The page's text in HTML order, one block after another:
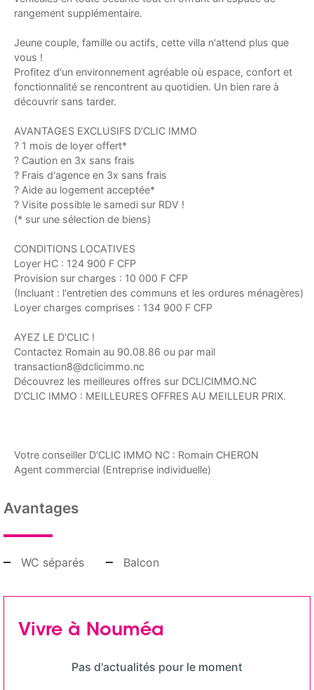
rangement supplémentaire.
Jeune couple, famille ou actifs, cette villa n'attend plus que
vous !
Profitez d'un environnement agréable où espace, confort et
fonctionnalité se rencontrent au quotidien. Un bien rare à
découvrir sans tarder.
AVANTAGES EXCLUSIFS D'CLIC IMMO
? 1 mois de loyer offert*
? Caution en 3x sans frais
? Frais d'agence en 3x sans frais
? Aide au logement acceptée*
? Visite possible le samedi sur RDV !
(* sur une sélection de biens)
CONDITIONS LOCATIVES
Loyer HC : 124 900 F CFP
Provision sur charges : 10 000 F CFP
(Incluant : l'entretien des communs et les ordures ménagères)
Loyer charges comprises : 134 900 F CFP
AYEZ LE D'CLIC !
Contactez Romain au 90.08.86 ou par mail
transaction8@dclicimmo.nc
Découvrez les meilleures offres sur DCLICIMMO.NC
D'CLIC IMMO : MEILLEURES OFFRES AU MEILLEUR PRIX.
Votre conseiller D'CLIC IMMO NC : Romain CHERON
Agent commercial (Entreprise individuelle)
Avantages
WC séparés Balcon
Vivre à Nouméa
Pas d'actualités pour le moment